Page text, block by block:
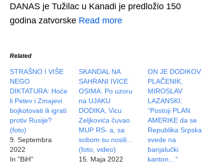
DANAS je Tužilac u Kanadi je predložio 150
godina zatvorske Read more
Related
STRAŠNO I VIŠE
NEGO
DIKTATURA: Hoće
li Petev i Zmajevi
bojkotovati ili igrati
protiv Rusije?
(foto)
9. Septembra
2022
In "BiH"
SKANDAL NA
SAHRANI IVICE
OSIMA: Po uzoru
na UJAKU
DODIKA, Vicu
Zeljkovića čuvao
MUP RS- a, sa
sobom su nosili…
(foto, video)
15. Maja 2022
ON JE DODIKOV
PLAČENIK,
MIROSLAV
LAZANSKI:
“Postoji PLAN
AMERIKE da se
Republika Srpska
svede na
banjalučki
kanton…”